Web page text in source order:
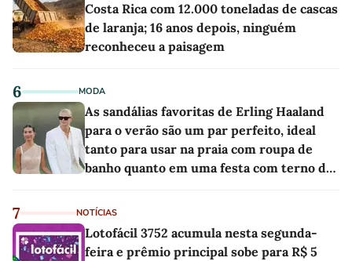
Costa Rica com 12.000 toneladas de cascas
de laranja; 16 anos depois, ninguém
reconheceu a paisagem
6 MODA
As sandálias favoritas de Erling Haaland
para o verão são um par perfeito, ideal
tanto para usar na praia com roupa de
banho quanto em uma festa com terno de
7 NOTÍCIAS
Lotofácil 3752 acumula nesta segunda-
feira e prêmio principal sobe para R$ 5